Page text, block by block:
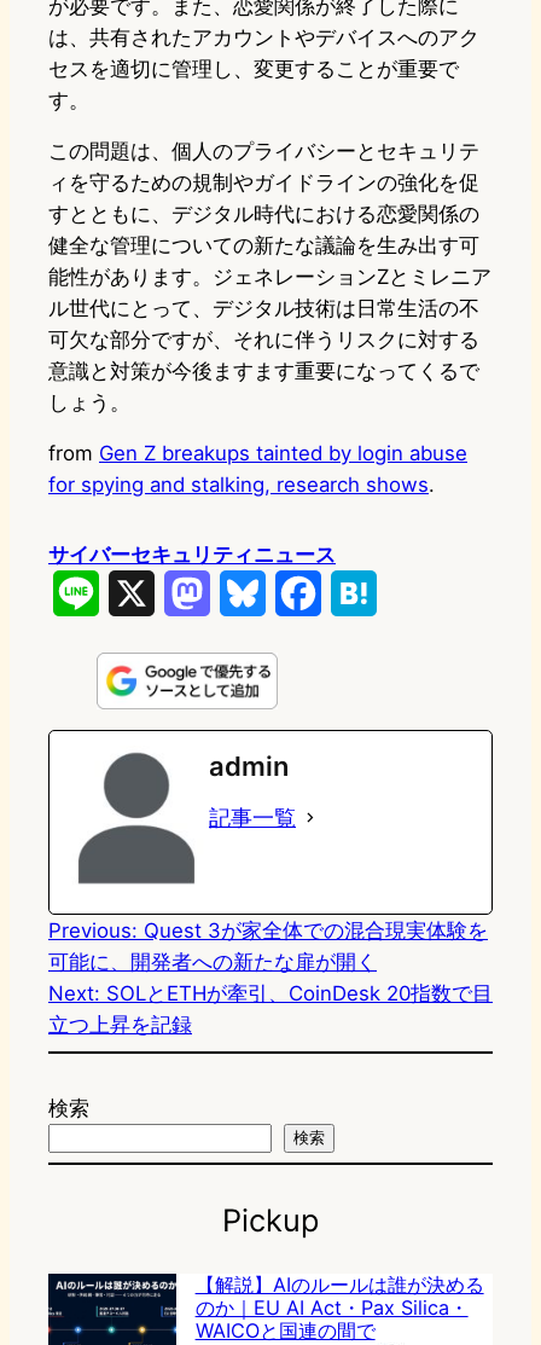
が必要です。また、恋愛関係が終了した際に
は、共有されたアカウントやデバイスへのアク
セスを適切に管理し、変更することが重要で
す。
この問題は、個人のプライバシーとセキュリテ
ィを守るための規制やガイドラインの強化を促
すとともに、デジタル時代における恋愛関係の
健全な管理についての新たな議論を生み出す可
能性があります。ジェネレーションZとミレニア
ル世代にとって、デジタル技術は日常生活の不
可欠な部分ですが、それに伴うリスクに対する
意識と対策が今後ますます重要になってくるで
しょう。
from Gen Z breakups tainted by login abuse
for spying and stalking, research shows.
サイバーセキュリティニュース
n
e
s
t
o
d
n
u
e
s
k
e
k
e
admin
記事一覧
Previous: Quest 3が家全体での混合現実体験を
可能に、開発者への新たな扉が開く
Next: SOLとETHが牽引、CoinDesk 20指数で目
立つ上昇を記録
検索
検索
Pickup
【解説】AIのルールは誰が決める
のか｜EU AI Act・Pax Silica・
WAICOと国連の間で